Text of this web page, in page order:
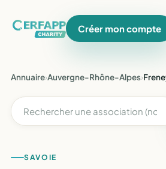
Créer mon compte
Annuaire›Auvergne-Rhône-Alpes›
SAVOIE